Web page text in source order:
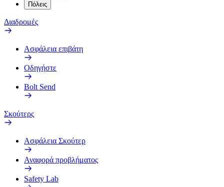
Πόλεις
Διαδρομές
Ασφάλεια επιβάτη
Οδηγήστε
Bolt Send
Σκούτερς
Ασφάλεια Σκούτερ
Αναφορά προβλήματος
Safety Lab